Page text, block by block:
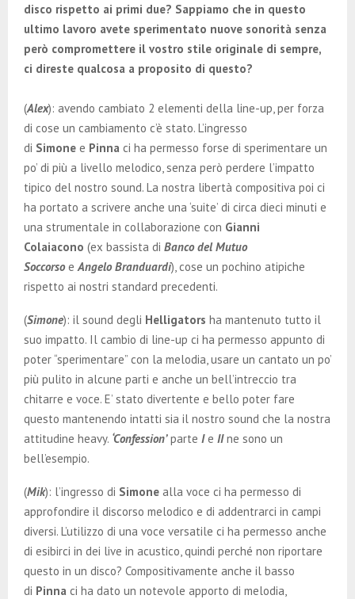
disco rispetto ai primi due? Sappiamo che in questo
ultimo lavoro avete sperimentato nuove sonorità senza
però compromettere il vostro stile originale di sempre,
ci direste qualcosa a proposito di questo?
(Alex): avendo cambiato 2 elementi della line-up, per forza
di cose un cambiamento c’è stato. L’ingresso
di Simone e Pinna ci ha permesso forse di sperimentare un
po’ di più a livello melodico, senza però perdere l’impatto
tipico del nostro sound. La nostra libertà compositiva poi ci
ha portato a scrivere anche una ‘suite’ di circa dieci minuti e
una strumentale in collaborazione con Gianni
Colaiacono (ex bassista di Banco del Mutuo
Soccorsoe Angelo Branduardi), cose un pochino atipiche
rispetto ai nostri standard precedenti.
(Simone): il sound degli Helligators ha mantenuto tutto il
suo impatto. Il cambio di line-up ci ha permesso appunto di
poter “sperimentare” con la melodia, usare un cantato un po’
più pulito in alcune parti e anche un bell’intreccio tra
chitarre e voce. E’ stato divertente e bello poter fare
questo mantenendo intatti sia il nostro sound che la nostra
attitudine heavy. ‘Confession’parte Ie IIne sono un
bell’esempio.
(Mik): l’ingresso di Simone alla voce ci ha permesso di
approfondire il discorso melodico e di addentrarci in campi
diversi. L’utilizzo di una voce versatile ci ha permesso anche
di esibirci in dei live in acustico, quindi perché non riportare
questo in un disco? Compositivamente anche il basso
di Pinna ci ha dato un notevole apporto di melodia,